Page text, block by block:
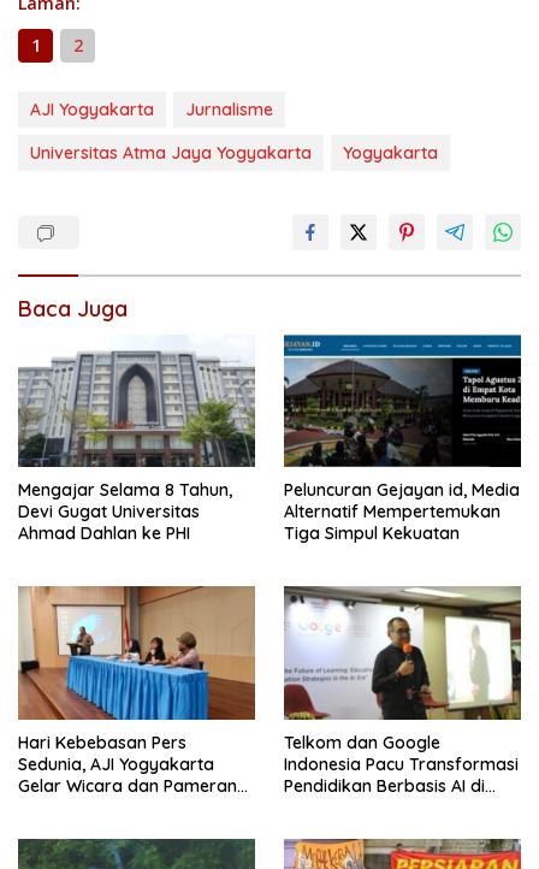
1
2
AJI Yogyakarta
Jurnalisme
Universitas Atma Jaya Yogyakarta
Yogyakarta
Baca Juga
Mengajar Selama 8 Tahun,
Devi Gugat Universitas
Ahmad Dahlan ke PHI
Peluncuran Gejayan id, Media
Alternatif Mempertemukan
Tiga Simpul Kekuatan
Hari Kebebasan Pers
Sedunia, AJI Yogyakarta
Gelar Wicara dan Pameran
Telkom dan Google
Indonesia Pacu Transformasi
Pendidikan Berbasis AI di